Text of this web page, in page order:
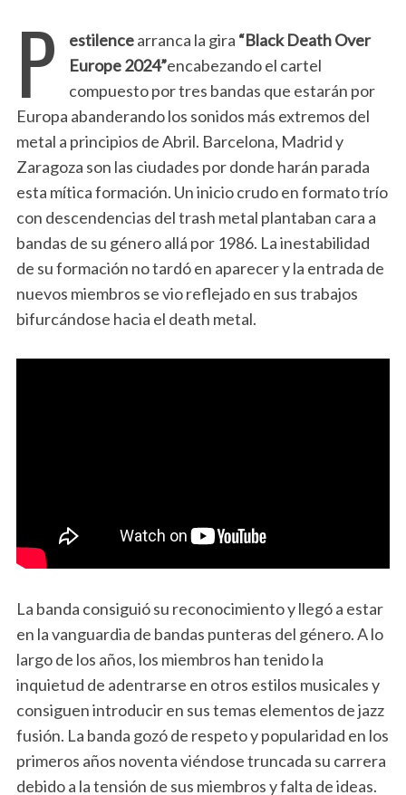
P estilencearranca la gira “Black Death Over
Europe 2024”encabezando el cartel
compuesto por tres bandas que estarán por
Europa abanderando los sonidos más extremos del
metal a principios de Abril. Barcelona, Madrid y
Zaragoza son las ciudades por donde harán parada
esta mítica formación. Un inicio crudo en formato trío
con descendencias del trash metal plantaban cara a
bandas de su género allá por 1986. La inestabilidad
de su formación no tardó en aparecer y la entrada de
nuevos miembros se vio reflejado en sus trabajos
bifurcándose hacia el death metal.
La banda consiguió su reconocimiento y llegó a estar
en la vanguardia de bandas punteras del género. A lo
largo de los años, los miembros han tenido la
inquietud de adentrarse en otros estilos musicales y
consiguen introducir en sus temas elementos de jazz
fusión. La banda gozó de respeto y popularidad en los
primeros años noventa viéndose truncada su carrera
debido a la tensión de sus miembros y falta de ideas.